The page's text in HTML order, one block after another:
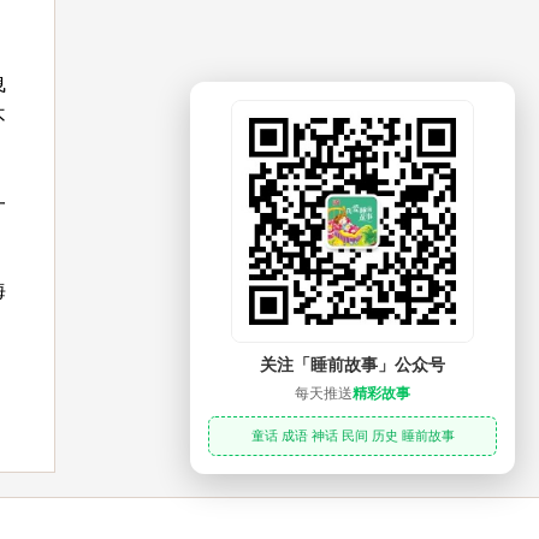
关注「睡前故事」公众号
每天推送精彩故事
童话 成语 神话 民间 历史 睡前故事